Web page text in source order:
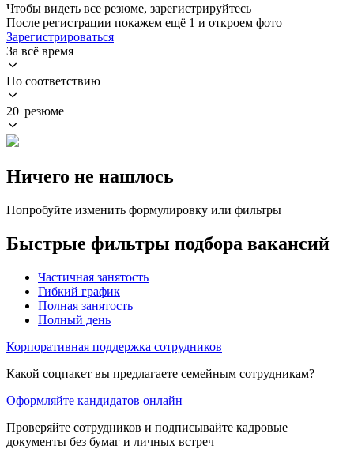
Чтобы видеть все резюме, зарегистрируйтесь
После регистрации покажем ещё 1 и откроем фото
Зарегистрироваться
За всё время
По соответствию
20 резюме
Ничего не нашлось
Попробуйте изменить формулировку или фильтры
Быстрые фильтры подбора вакансий
Частичная занятость
Гибкий график
Полная занятость
Полный день
Корпоративная поддержка сотрудников
Какой соцпакет вы предлагаете семейным сотрудникам?
Оформляйте кандидатов онлайн
Проверяйте сотрудников и подписывайте кадровые
документы без бумаг и личных встреч